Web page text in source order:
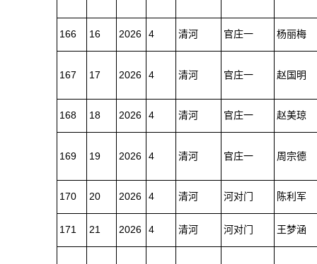
166 16 2026 4 清河 官庄一 杨丽梅
167 17 2026 4 清河 官庄一 赵国明
168 18 2026 4 清河 官庄一 赵美琼
169 19 2026 4 清河 官庄一 周宗德
170 20 2026 4 清河 河对门 陈利军
171 21 2026 4 清河 河对门 王梦涵